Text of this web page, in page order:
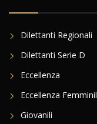
CATEGORIE
Dilettanti Regionali
Dilettanti Serie D
Eccellenza
Eccellenza Femminile